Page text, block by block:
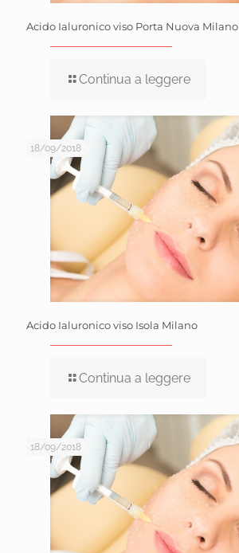
Acido Ialuronico viso Porta Nuova Milano
Continua a leggere
18/09/2018
Acido Ialuronico viso Isola Milano
Continua a leggere
18/09/2018